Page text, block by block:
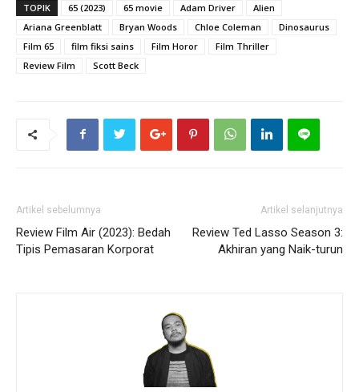
TOPIK 65 (2023) 65 movie Adam Driver
Alien
Ariana Greenblatt
Bryan Woods Chloe Coleman
Dinosaurus
Film 65
film fiksi sains Film Horor
Film Thriller
Review Film
Scott Beck
Artikel sebelumnya
Review Film Air (2023): Bedah
Tipis Pemasaran Korporat
Artikel selanjutnya
Review Ted Lasso Season 3:
Akhiran yang Naik-turun